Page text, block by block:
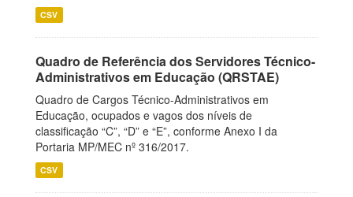
CSV
Quadro de Referência dos Servidores Técnico-
Administrativos em Educação (QRSTAE)
Quadro de Cargos Técnico-Administrativos em
Educação, ocupados e vagos dos níveis de
classificação “C”, “D” e “E”, conforme Anexo I da
Portaria MP/MEC nº 316/2017.
CSV